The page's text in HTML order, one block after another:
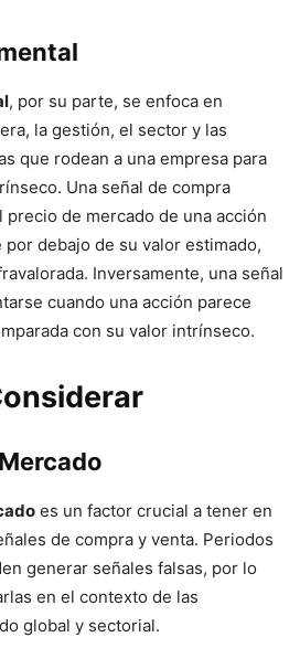
, por su parte, se enfoca en
la gestión, el sector y las
que rodean a una empresa para
Una señal de compra
de mercado de una acción
debajo de su valor estimado,
Inversamente, una señal
cuando una acción parece
con su valor intrínseco.
es un factor crucial a tener en
de compra y venta. Periodos
generar señales falsas, por lo
en el contexto de las
global y sectorial.